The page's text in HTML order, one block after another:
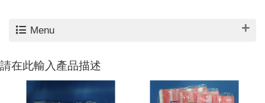
Menu
請在此輸入產品描述